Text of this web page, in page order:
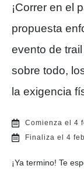
¡Correr en el
propuesta
evento de
sobre todo,
la exigencia
Comienza el 4
Finaliza el 4
¡Ya termino! Te